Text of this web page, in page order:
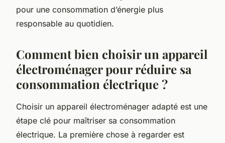
pour une consommation d’énergie plus
responsable au quotidien.
Comment bien choisir un appareil
électroménager pour réduire sa
consommation électrique ?
Choisir un appareil électroménager adapté est une
étape clé pour maîtriser sa consommation
électrique. La première chose à regarder est